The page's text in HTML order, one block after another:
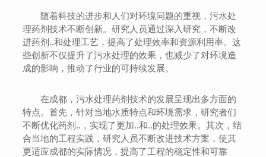
随着科技的进步和人们对环境问题的重视，污水处
理药剂技术不断创新。研究人员通过深入研究，不断改
进药剂..和处理工艺，提高了处理效率和资源利用率。这
些创新不仅提升了污水处理的效果，也减少了对环境造
成的影响，推动了行业的可持续发展。
在成都，污水处理药剂技术的发展呈现出多方面的
特点。首先，针对当地水质特点和环境需求，研究者们
不断优化药剂..，实现了更加..和..的处理效果。其次，结
合当地的工程实践，研究人员不断改进技术方案，使其
更适应成都的实际情况，提高了工程的稳定性和可靠